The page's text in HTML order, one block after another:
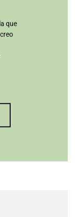
que